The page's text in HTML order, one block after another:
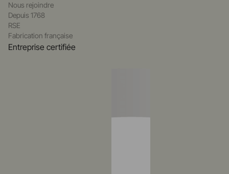
Nous rejoindre
Depuis 1768
RSE
Fabrication française
Entreprise certifiée